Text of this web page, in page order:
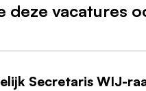
deze vacatures
Secretaris WIJ-